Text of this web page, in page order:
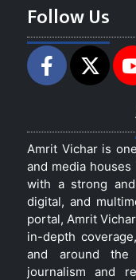
Follow Us
Amrit Vichar is
and media
with a strong
digital, and
portal, Amrit
in-depth
and around the
journalism and